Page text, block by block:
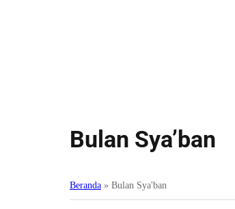
Bulan Sya’ban
Beranda » Bulan Sya'ban